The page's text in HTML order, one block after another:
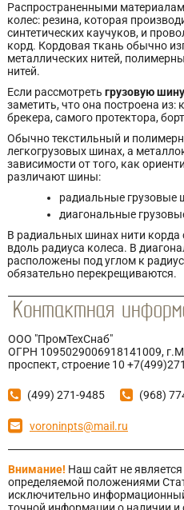
Распространенными
колес: резина, которая
синтетических каучуков, и
корд. Кордовая ткань обычно
металлических нитей,
нитей.
Если рассмотреть грузовую шину
заметить, что она построена из:
брекера, самого протектора,
Обычно текстильный и
легкогрузовых шинах, а
зависимости от того, как
различают шины:
радиальные грузовые
диагональные
В радиальных шинах нити
вдоль радиуса колеса. В
расположены под углом к
обязательно перекрещиваются.
ООО "ПромТехСнаб"
ОГРН 1095029006918141009,
проспект, строение 10
(499) 271-9485 (968)
voroninpts@mail.ru
Внимание! Наш сайт не
определяемой положениями
исключительно